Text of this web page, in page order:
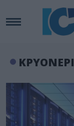
ΚΡΥΟΝΕΡΙ